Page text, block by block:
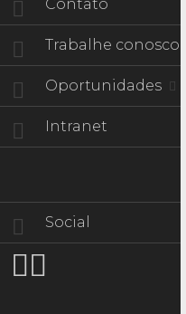
Contato
Trabalhe conosco
Oportunidades
Intranet
Social
